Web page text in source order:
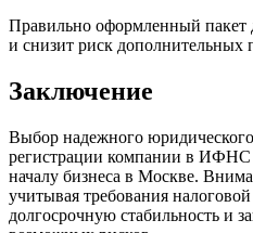
Правильно оформленный пакет
и снизит риск дополнительных
Заключение
Выбор надежного
регистрации компании в
началу бизнеса в Москве.
учитывая требования
долгосрочную стабильность и